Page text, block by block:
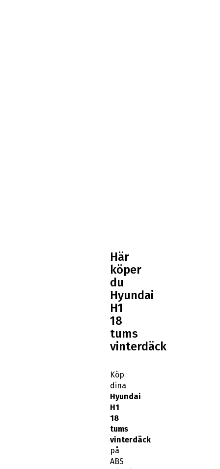
köper
du
Hyundai
H1
18
tums
vinterdäck
dina
Hyundai
H1
18
tums
vinterdäck
på
ABS
Wheels.